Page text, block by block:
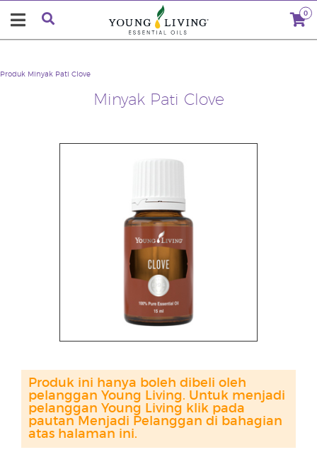
0
Minyak Pati Clove
Produk Minyak Pati Clove
Produk ini hanya boleh dibeli oleh
pelanggan Young Living. Untuk menjadi
pelanggan Young Living klik pada
pautan Menjadi Pelanggan di bahagian
atas halaman ini.